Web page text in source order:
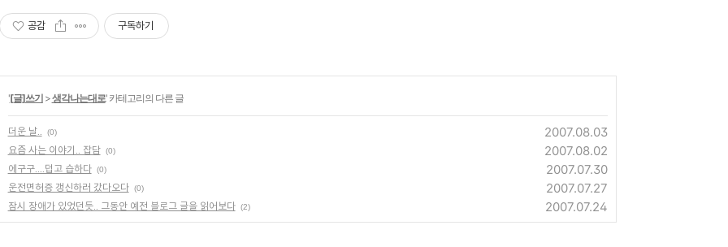
공감 구독하기
'[글]쓰기>생각나는대로' 카테고리의 다른 글
더운 날.. (0) 2007.08.03
요즘 사는 이야기.. 잡담 (0) 2007.08.02
에구구....덥고 습하다 (0) 2007.07.30
운전면허증 갱신하러 갔다오다 (0) 2007.07.27
잠시 장애가 있었던듯.. 그동안 예전 블로그 글을 읽어보다 (2) 2007.07.24